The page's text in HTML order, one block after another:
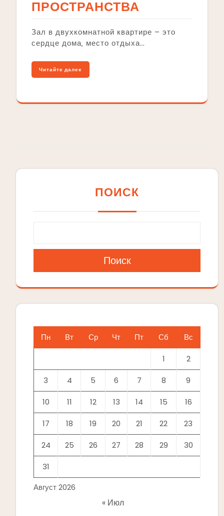
ПРОСТРАНСТВА
Зал в двухкомнатной квартире – это
сердце дома‚ место отдыха…
Читайте далее
ПОИСК
Поиск
Август 2026
Пн Вт Ср Чт Пт Сб Вс
1 2
3 4 5 6 7 8 9
10 11 12 13 14 15 16
17 18 19 20 21 22 23
24 25 26 27 28 29 30
31
« Июл